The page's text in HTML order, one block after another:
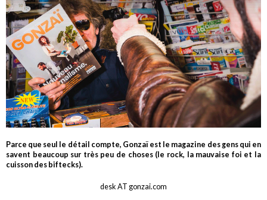
Parce que seul le détail compte, Gonzaï est le magazine des gens qui en
savent beaucoup sur très peu de choses (le rock, la mauvaise foi et la
cuisson des biftecks).
desk AT gonzai.com